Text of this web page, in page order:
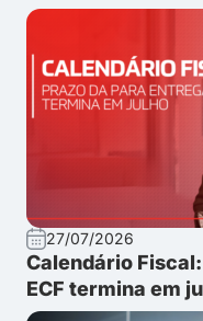
27/07/2026
Calendário
ECF termina em